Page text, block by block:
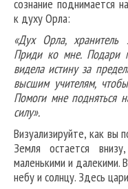
сознание поднимается
к духу Орла:
«Дух Орла,
Приди ко мне. Подари
видела истину за
высшим учителям,
Помоги мне подняться
силу».
Визуализируйте, как вы
Земля остается
маленькими и далекими.
небу и солнцу. Здесь